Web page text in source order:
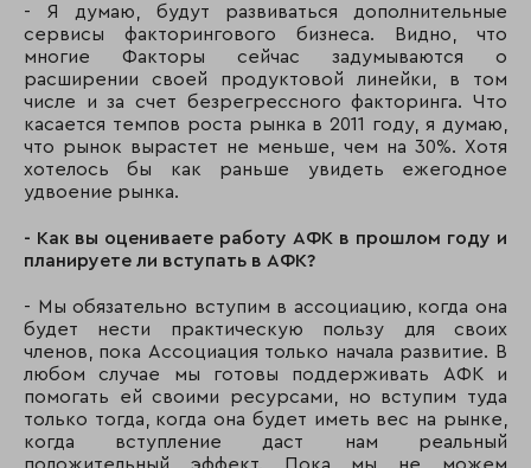
- Я думаю, будут развиваться дополнительные
сервисы факторингового бизнеса. Видно, что
многие Факторы сейчас задумываются о
расширении своей продуктовой линейки, в том
числе и за счет безрегрессного факторинга. Что
касается темпов роста рынка в 2011 году, я думаю,
что рынок вырастет не меньше, чем на 30%. Хотя
хотелось бы как раньше увидеть ежегодное
удвоение рынка.
- Как вы оцениваете работу АФК в прошлом году и
планируете ли вступать в АФК?
- Мы обязательно вступим в ассоциацию, когда она
будет нести практическую пользу для своих
членов, пока Ассоциация только начала развитие. В
любом случае мы готовы поддерживать АФК и
помогать ей своими ресурсами, но вступим туда
только тогда, когда она будет иметь вес на рынке,
когда вступление даст нам реальный